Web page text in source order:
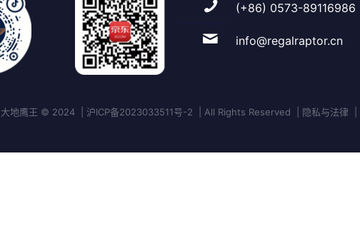
(+86) 0573-89116986
info@regalraptor.cn
大地鹰王 © 2024 | 沪ICP备2023033511号-2 | All Rights Reserved | 隐私与法律 |